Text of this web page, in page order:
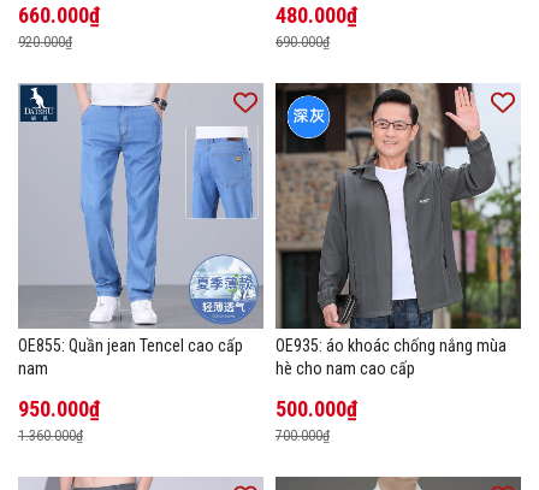
660.000₫
920.000₫
480.000₫
690.000₫
OE855: Quần jean Tencel cao cấp
nam
950.000₫
1.360.000₫
OE935: áo khoác chống nắng mùa
hè cho nam cao cấp
500.000₫
700.000₫